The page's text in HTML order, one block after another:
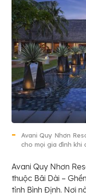
Avani Quy Nhơn
cho mọi gia đình khi
Avani Quy Nhơn
thuộc Bãi Dài –
tỉnh Bình Định. Nơi